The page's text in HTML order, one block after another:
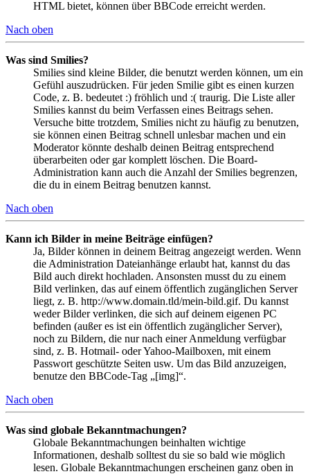
HTML bietet, können über BBCode erreicht werden.
Nach oben
Was sind Smilies?
Smilies sind kleine Bilder, die benutzt werden können, um ein
Gefühl auszudrücken. Für jeden Smilie gibt es einen kurzen
Code, z. B. bedeutet :) fröhlich und :( traurig. Die Liste aller
Smilies kannst du beim Verfassen eines Beitrags sehen.
Versuche bitte trotzdem, Smilies nicht zu häufig zu benutzen,
sie können einen Beitrag schnell unlesbar machen und ein
Moderator könnte deshalb deinen Beitrag entsprechend
überarbeiten oder gar komplett löschen. Die Board-
Administration kann auch die Anzahl der Smilies begrenzen,
die du in einem Beitrag benutzen kannst.
Nach oben
Kann ich Bilder in meine Beiträge einfügen?
Ja, Bilder können in deinem Beitrag angezeigt werden. Wenn
die Administration Dateianhänge erlaubt hat, kannst du das
Bild auch direkt hochladen. Ansonsten musst du zu einem
Bild verlinken, das auf einem öffentlich zugänglichen Server
liegt, z. B. http://www.domain.tld/mein-bild.gif. Du kannst
weder Bilder verlinken, die sich auf deinem eigenen PC
befinden (außer es ist ein öffentlich zugänglicher Server),
noch zu Bildern, die nur nach einer Anmeldung verfügbar
sind, z. B. Hotmail- oder Yahoo-Mailboxen, mit einem
Passwort geschützte Seiten usw. Um das Bild anzuzeigen,
benutze den BBCode-Tag „[img]“.
Nach oben
Was sind globale Bekanntmachungen?
Globale Bekanntmachungen beinhalten wichtige
Informationen, deshalb solltest du sie so bald wie möglich
lesen. Globale Bekanntmachungen erscheinen ganz oben in